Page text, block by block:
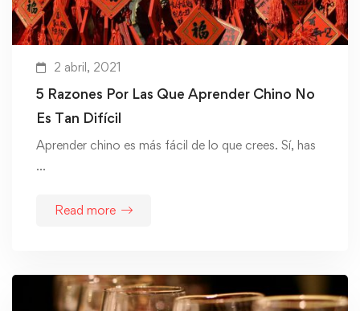
2 abril, 2021
5 Razones Por Las Que Aprender Chino No
Es Tan Difícil
Aprender chino es más fácil de lo que crees. Sí, has
…
Read more